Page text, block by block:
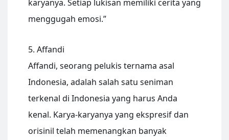
karyanya. Setiap lukisan memiliki cerita yang
menggugah emosi.”
5. Affandi
Affandi, seorang pelukis ternama asal
Indonesia, adalah salah satu seniman
terkenal di Indonesia yang harus Anda
kenal. Karya-karyanya yang ekspresif dan
orisinil telah memenangkan banyak